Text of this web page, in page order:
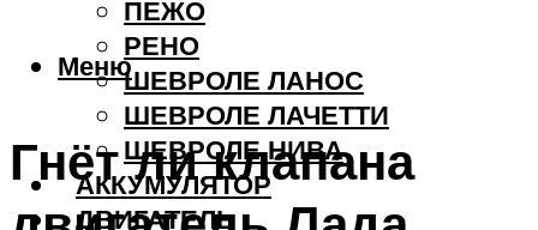
ПЕЖО
РЕНО
ШЕВРОЛЕ ЛАНОС
ШЕВРОЛЕ ЛАЧЕТТИ
ШЕВРОЛЕ НИВА
АККУМУЛЯТОР
ДВИГАТЕЛЬ
Меню
Гнёт ли клапана